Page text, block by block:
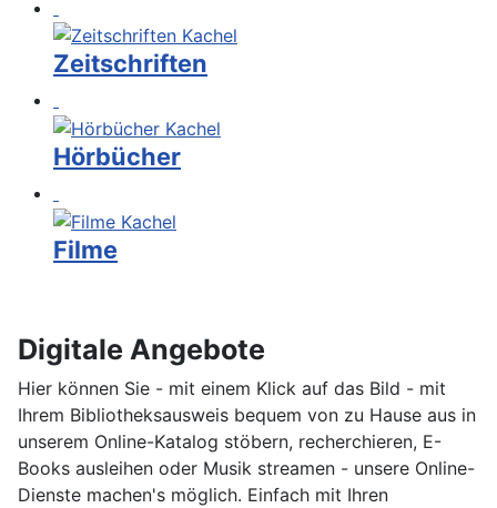
Zeitschriften
Hörbücher
Filme
Digitale Angebote
Hier können Sie - mit einem Klick auf das Bild - mit
Ihrem Bibliotheksausweis bequem von zu Hause aus in
unserem Online-Katalog stöbern, recherchieren, E-
Books ausleihen oder Musik streamen - unsere Online-
Dienste machen's möglich. Einfach mit Ihren